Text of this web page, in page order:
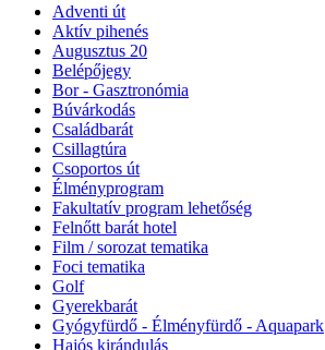
Adventi út
Aktív pihenés
Augusztus 20
Belépőjegy
Bor - Gasztronómia
Búvárkodás
Családbarát
Csillagtúra
Csoportos út
Élményprogram
Fakultatív program lehetőség
Felnőtt barát hotel
Film / sorozat tematika
Foci tematika
Golf
Gyerekbarát
Gyógyfürdő - Élményfürdő - Aquapark
Hajós kirándulás